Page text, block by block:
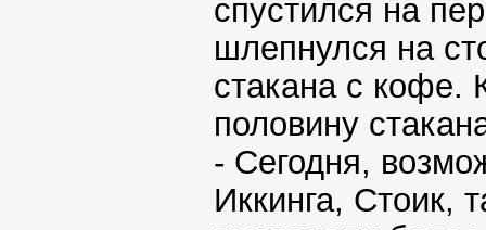
спустился на
шлепнулся на
стакана с кофе.
половину
- Сегодня,
Иккинга, Стоик,